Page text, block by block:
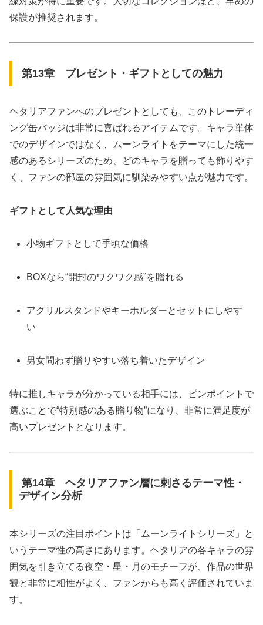
保護が推奨されます。
第13章 プレゼント・ギフトとしての魅力
ヘタリアファンへのプレゼントとしても、このトレーディ
ング缶バッジは非常に喜ばれるアイテムです。キャラ単体
でのデザインではなく、ムーンライトをテーマにした統一
感のあるシリーズのため、どのキャラを贈っても飾りやす
く、ファンの部屋の雰囲気に馴染みやすい点が魅力です。
ギフトとして人気な理由
小物ギフトとして手頃な価格
BOXなら“開封のワクワク感”を贈れる
アクリルスタンドやキーホルダーとセットにしやす
い
男女問わず贈りやすい落ち着いたデザイン
特に推しキャラが分かっている相手には、ピンポイントで
選ぶことで“特別感のある贈り物”になり、非常に満足度が
高いプレゼントとなります。
第14章 ヘタリアファン層に刺さるテーマ性・
デザイン分析
本シリーズの注目ポイントは「ムーンライトシリーズ」と
いうテーマ性の高さにあります。ヘタリアの各キャラの雰
囲気を引き立てる夜空・星・月のモチーフが、作品の世界
観と非常に相性がよく、ファンからも高く評価されていま
す。